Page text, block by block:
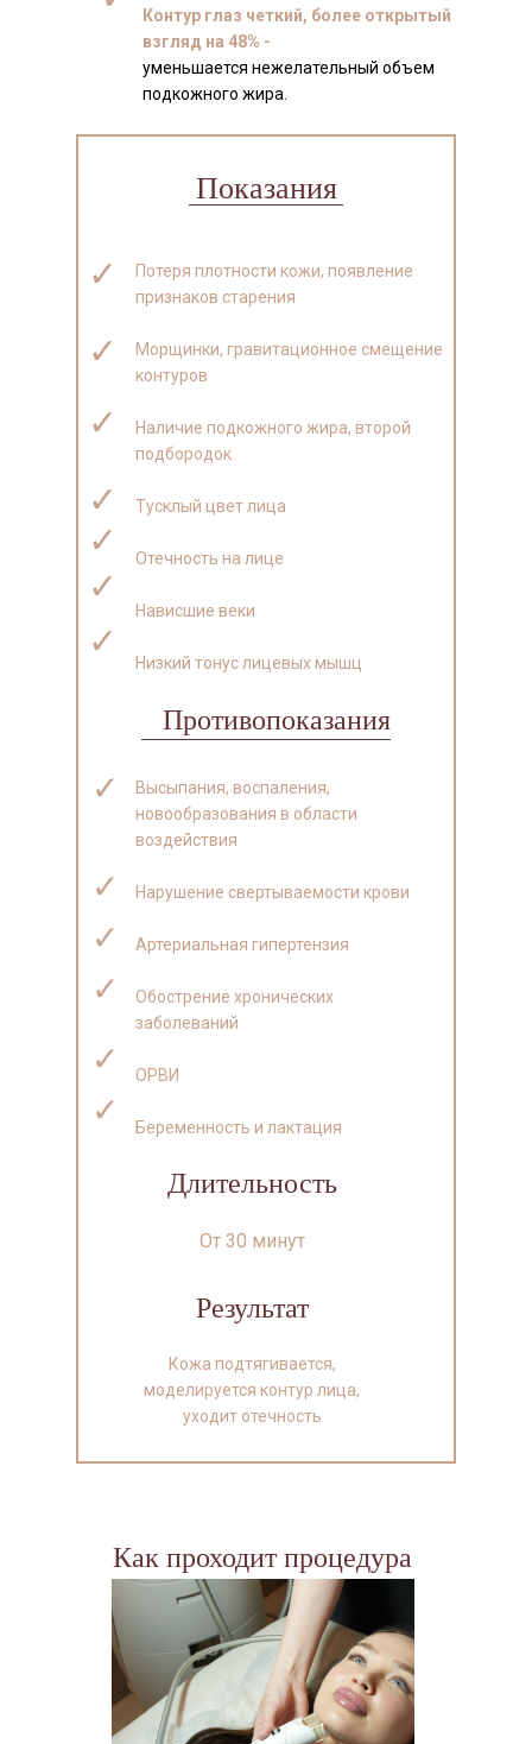
Контур глаз четкий, более открытый
взгляд на 48% -
уменьшается нежелательный объем
подкожного жира.
Показания
✓
Противопоказания
Высыпания, воспаления,
новообразования в области
воздействия
Нарушение свертываемости крови
Артериальная гипертензия
Обострение хронических
заболеваний
ОРВИ
Беременность и лактация
✓
✓
✓
✓
✓
✓
Длительность
От 30 минут
Результат
Кожа подтягивается,
моделируется контур лица,
уходит отечность
Потеря плотности кожи, появление
признаков старения
Морщинки, гравитационное смещение
контуров
Наличие подкожного жира, второй
подбородок
Тусклый цвет лица
Отечность на лице
Нависшие веки
Низкий тонус лицевых мышц
✓
✓
✓
✓
✓
✓
Как проходит процедура